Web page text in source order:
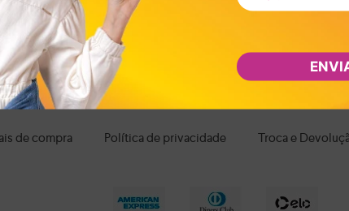
no desenvolvimento, no conforto e na confiança da criança
encontra calçados infantis pensados para cuidar de cada passo
por todos os itens e aproveite nossas condições de pagamento e
de compra Política de privacidade Troca e